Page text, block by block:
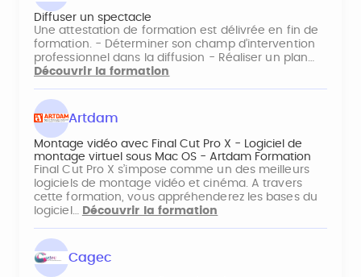
Diffuser un spectacle
Une attestation de formation est délivrée en fin de
formation. - Déterminer son champ d’intervention
professionnel dans la diffusion - Réaliser un plan…
Découvrir la formation
Artdam
Montage vidéo avec Final Cut Pro X - Logiciel de
montage virtuel sous Mac OS - Artdam Formation
Final Cut Pro X s’impose comme un des meilleurs
logiciels de montage vidéo et cinéma. A travers
cette formation, vous appréhenderez les bases du
logiciel… Découvrir la formation
Cagec